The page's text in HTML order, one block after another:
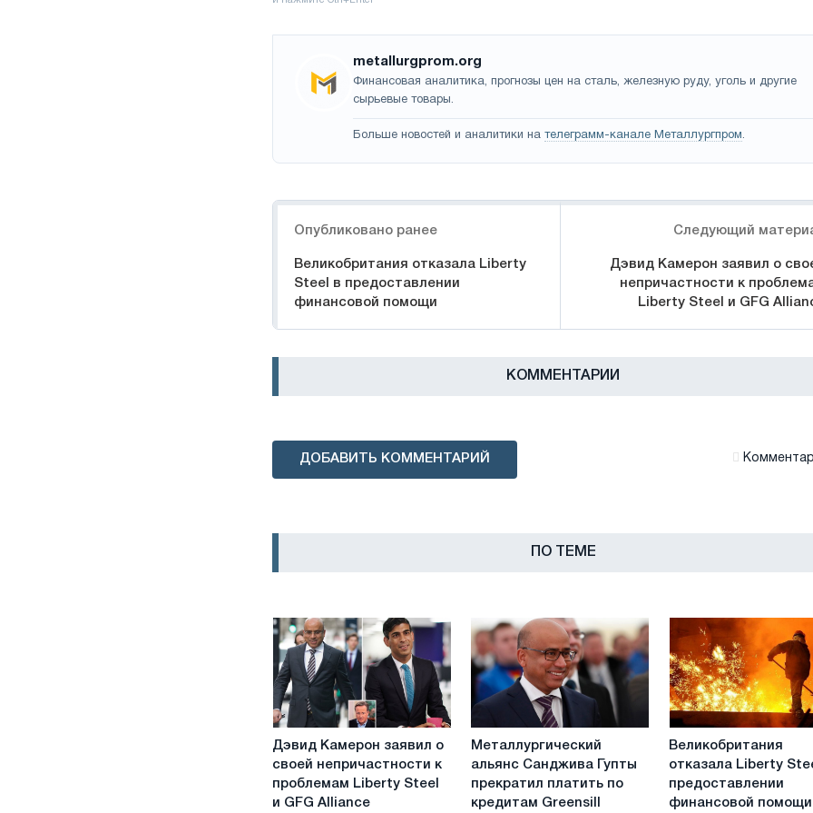
metallurgprom.org
Финансовая аналитика, прогнозы цен на сталь, железную руду, уголь и другие
сырьевые товары.
Больше новостей и аналитики на телеграмм-канале Металлургпром.
Опубликовано ранее
Великобритания отказала Liberty
Steel в предоставлении
финансовой помощи
Следующий
Дэвид Камерон заявил о
непричастности к
Liberty Steel и GFG
КОММЕНТАРИИ
ДОБАВИТЬ КОММЕНТАРИЙ
ПО ТЕМЕ
Дэвид
Камерон
заявил
Дэвид Камерон заявил о
своей непричастности к
проблемам Liberty Steel
и GFG Alliance
Металлургический
Гупты
Металлургический
альянс Санджива Гупты
прекратил платить по
кредитам Greensill
Великобритания
отказала
Steel
Великобритания
отказала Liberty
предоставлении
финансовой помощи